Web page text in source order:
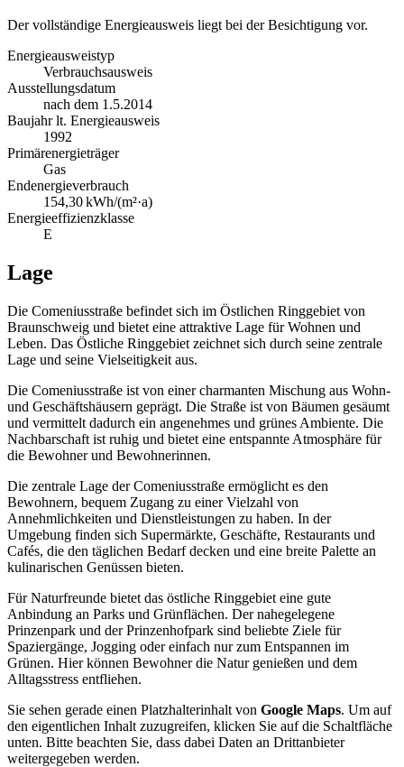
Der vollständige Energieausweis liegt bei der Besichtigung vor.
Energieausweistyp
Verbrauchs­ausweis
Ausstellungsdatum
nach dem 1.5.2014
Baujahr lt. Energieausweis
1992
Primärenergieträger
Gas
Endenergie­verbrauch
154,30 kWh/(m²·a)
Energie­effizienz­klasse
E
Lage
Die Comeniusstraße befindet sich im Östlichen Ringgebiet von
Braunschweig und bietet eine attraktive Lage für Wohnen und
Leben. Das Östliche Ringgebiet zeichnet sich durch seine zentrale
Lage und seine Vielseitigkeit aus.
Die Comeniusstraße ist von einer charmanten Mischung aus Wohn-
und Geschäftshäusern geprägt. Die Straße ist von Bäumen gesäumt
und vermittelt dadurch ein angenehmes und grünes Ambiente. Die
Nachbarschaft ist ruhig und bietet eine entspannte Atmosphäre für
die Bewohner und Bewohnerinnen.
Die zentrale Lage der Comeniusstraße ermöglicht es den
Bewohnern, bequem Zugang zu einer Vielzahl von
Annehmlichkeiten und Dienstleistungen zu haben. In der
Umgebung finden sich Supermärkte, Geschäfte, Restaurants und
Cafés, die den täglichen Bedarf decken und eine breite Palette an
kulinarischen Genüssen bieten.
Für Naturfreunde bietet das östliche Ringgebiet eine gute
Anbindung an Parks und Grünflächen. Der nahegelegene
Prinzenpark und der Prinzenhofpark sind beliebte Ziele für
Spaziergänge, Jogging oder einfach nur zum Entspannen im
Grünen. Hier können Bewohner die Natur genießen und dem
Alltagsstress entfliehen.
Sie sehen gerade einen Platzhalterinhalt von Google Maps. Um auf
den eigentlichen Inhalt zuzugreifen, klicken Sie auf die Schaltfläche
unten. Bitte beachten Sie, dass dabei Daten an Drittanbieter
weitergegeben werden.